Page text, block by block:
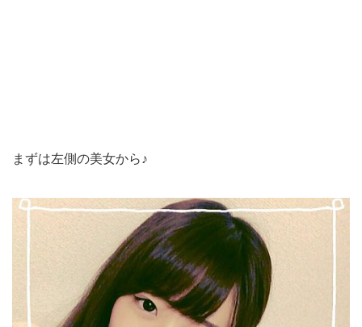
まずは左側の美女から♪